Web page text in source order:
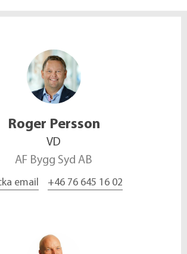
Roger Persson
VD
AF Bygg Syd AB
email +46 76 645 16 02